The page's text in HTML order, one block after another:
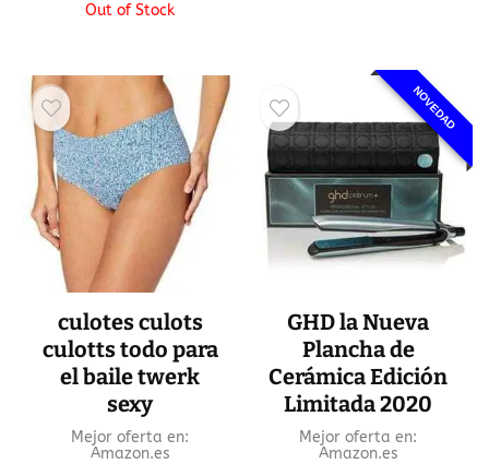
Out of Stock
culotes culots
culotts todo para
el baile twerk
sexy
Mejor oferta en:
Amazon.es
NOVEDAD
GHD la Nueva
Plancha de
Cerámica Edición
Limitada 2020
Mejor oferta en:
Amazon.es